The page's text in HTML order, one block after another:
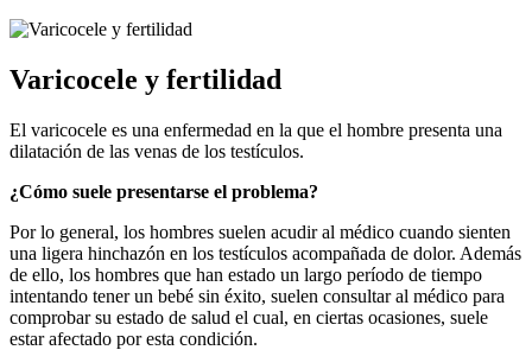
Varicocele y fertilidad
El varicocele es una enfermedad en la que el hombre presenta una
dilatación de las venas de los testículos.
¿Cómo suele presentarse el problema?
Por lo general, los hombres suelen acudir al médico cuando sienten
una ligera hinchazón en los testículos acompañada de dolor. Además
de ello, los hombres que han estado un largo período de tiempo
intentando tener un bebé sin éxito, suelen consultar al médico para
comprobar su estado de salud el cual, en ciertas ocasiones, suele
estar afectado por esta condición.